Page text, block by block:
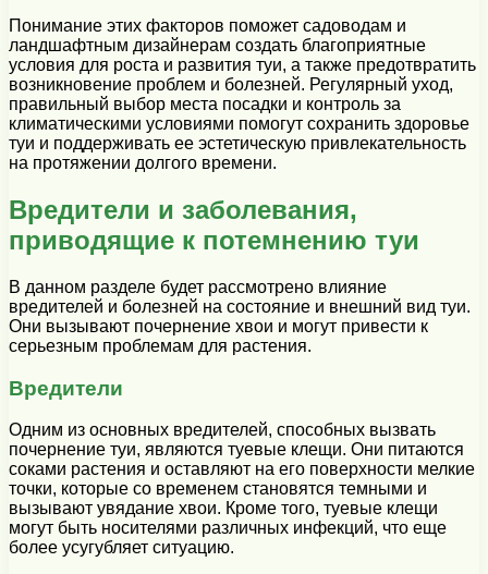
Понимание этих факторов поможет садоводам и
ландшафтным дизайнерам создать благоприятные
условия для роста и развития туи, а также предотвратить
возникновение проблем и болезней. Регулярный уход,
правильный выбор места посадки и контроль за
климатическими условиями помогут сохранить здоровье
туи и поддерживать ее эстетическую привлекательность
на протяжении долгого времени.
Вредители и заболевания,
приводящие к потемнению туи
В данном разделе будет рассмотрено влияние
вредителей и болезней на состояние и внешний вид туи.
Они вызывают почернение хвои и могут привести к
серьезным проблемам для растения.
Вредители
Одним из основных вредителей, способных вызвать
почернение туи, являются туевые клещи. Они питаются
соками растения и оставляют на его поверхности мелкие
точки, которые со временем становятся темными и
вызывают увядание хвои. Кроме того, туевые клещи
могут быть носителями различных инфекций, что еще
более усугубляет ситуацию.